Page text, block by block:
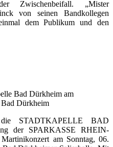
„Mister
von seinen Bandkollegen
dem Publikum und den
Bad Dürkheim am
Dürkheim
STADTKAPELLE BAD
der SPARKASSE RHEIN-
am Sonntag, 06.